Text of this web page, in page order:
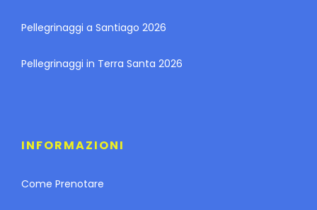
Pellegrinaggi a Santiago 2026
Pellegrinaggi in Terra Santa 2026
INFORMAZIONI
Come Prenotare